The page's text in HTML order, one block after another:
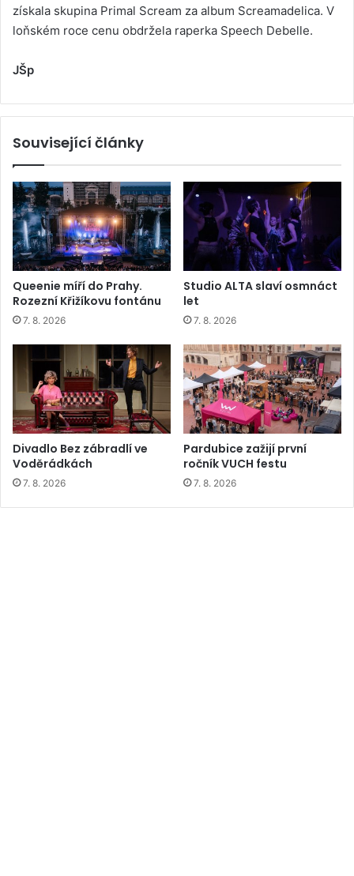
získala skupina Primal Scream za album Screamadelica. V
loňském roce cenu obdržela raperka Speech Debelle.
JŠp
Související články
Queenie míří do Prahy.
Rozezní Křižíkovu fontánu
7. 8. 2026
Studio ALTA slaví osmnáct
let
7. 8. 2026
Divadlo Bez zábradlí ve
Voděrádkách
7. 8. 2026
Pardubice zažijí první
ročník VUCH festu
7. 8. 2026